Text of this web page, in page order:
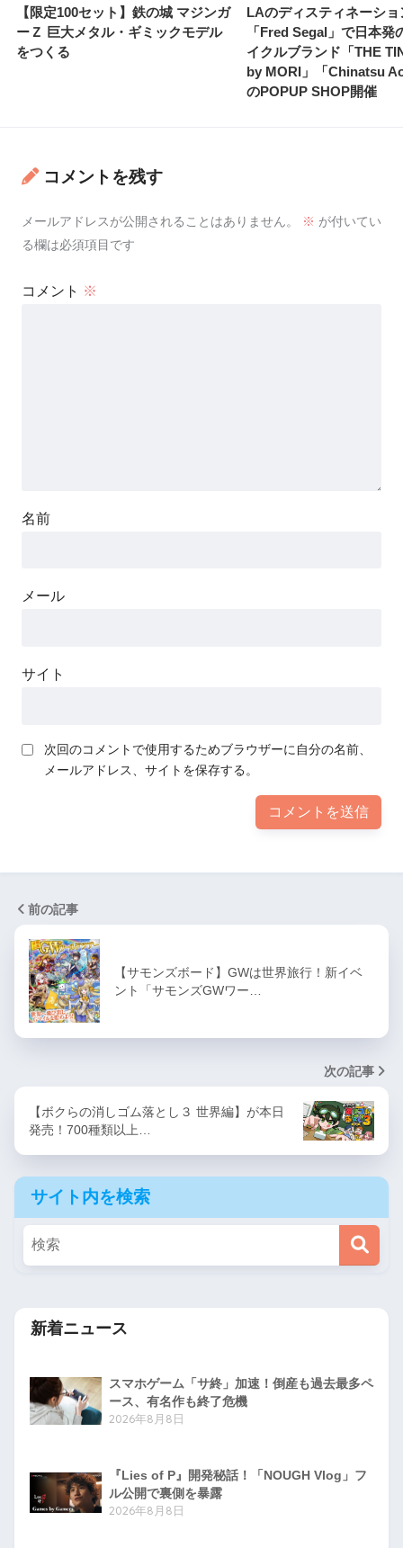
【限定100セット】鉄の城 マジンガ
ーＺ 巨大メタル・ギミックモデル
をつくる
LAのディスティネーショ
「Fred Segal」で日本発
イクルブランド「THE
by MORI」「Chinatsu
のPOPUP SHOP開催
コメントを残す
メールアドレスが公開されることはありません。 ※ が付いてい
る欄は必須項目です
コメント ※
名前
メール
サイト
次回のコメントで使用するためブラウザーに自分の名前、
メールアドレス、サイトを保存する。
前の記事
【サモンズボード】GWは世界旅行！新イベ
ント「サモンズGWワー…
次の記事
【ボクらの消しゴム落とし３ 世界編】が本日
発売！700種類以上…
サイト内を検索
新着ニュース
スマホゲーム「サ終」加速！倒産も過去最多ペ
ース、有名作も終了危機
2026年8月8日
『Lies of P』開発秘話！「NOUGH Vlog」フ
ル公開で裏側を暴露
2026年8月8日